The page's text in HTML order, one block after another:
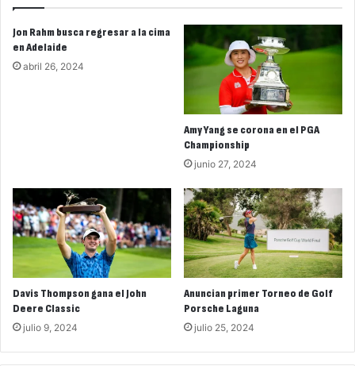
Jon Rahm busca regresar a la cima
en Adelaide
abril 26, 2024
Amy Yang se corona en el PGA
Championship
junio 27, 2024
Davis Thompson gana el John
Deere Classic
julio 9, 2024
Anuncian primer Torneo de Golf
Porsche Laguna
julio 25, 2024